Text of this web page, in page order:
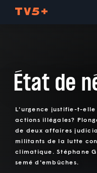
État de
L'urgence justifie-t-
actions illégales?
de deux affaires
militants de la lutte
climatique. Stéphane
semé d'embûches.